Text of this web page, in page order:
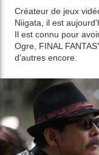
Créateur de jeux
Niigata, il est
Il est connu pour
Ogre, FINAL
d'autres encore.